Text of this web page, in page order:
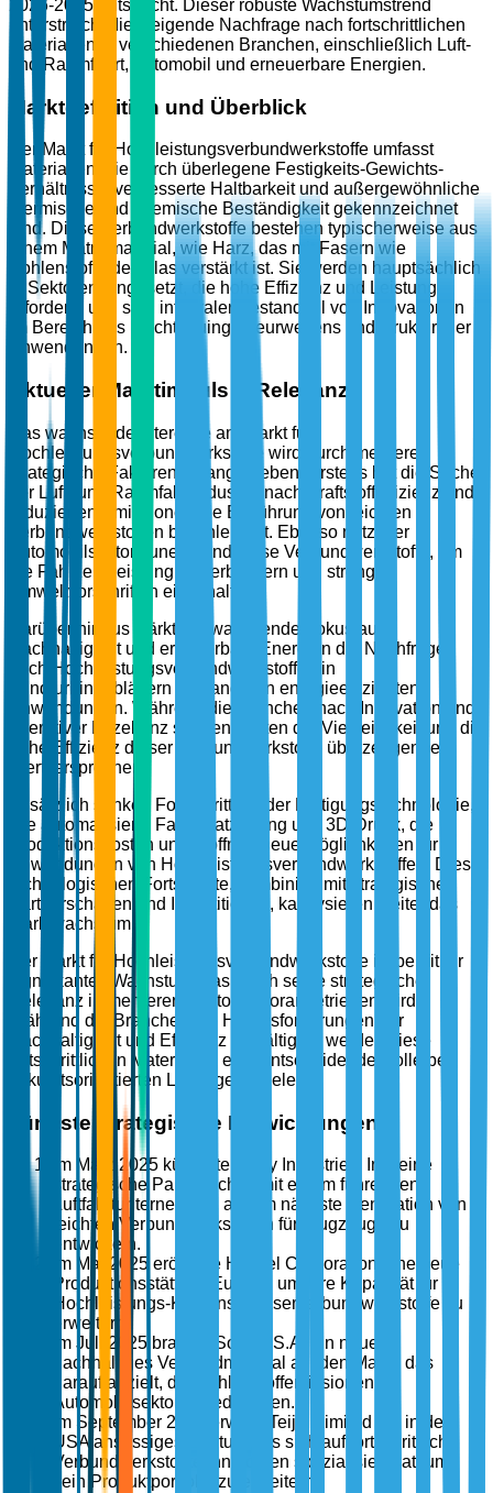
2026-2035 entspricht. Dieser robuste Wachstumstrend
unterstreicht die steigende Nachfrage nach fortschrittlichen
Materialien in verschiedenen Branchen, einschließlich Luft-
und Raumfahrt, Automobil und erneuerbare Energien.
Marktdefinition und Überblick
Der Markt für Hochleistungsverbundwerkstoffe umfasst
Materialien, die durch überlegene Festigkeits-Gewichts-
Verhältnisse, verbesserte Haltbarkeit und außergewöhnliche
thermische und chemische Beständigkeit gekennzeichnet
sind. Diese Verbundwerkstoffe bestehen typischerweise aus
einem Matrixmaterial, wie Harz, das mit Fasern wie
Kohlenstoff oder Glas verstärkt ist. Sie werden hauptsächlich
in Sektoren eingesetzt, die hohe Effizienz und Leistung
erfordern, und sind integraler Bestandteil von Innovationen
im Bereich des Leichtbauingenieurwesens und struktureller
Anwendungen.
Aktueller Marktimpuls & Relevanz
Das wachsende Interesse am Markt für
Hochleistungsverbundwerkstoffe wird durch mehrere
strategische Faktoren vorangetrieben. Erstens hat die Suche
der Luft- und Raumfahrtindustrie nach Kraftstoffeffizienz und
reduzierten Emissionen die Einführung von leichten
Verbundwerkstoffen beschleunigt. Ebenso nutzt der
Automobilsektor zunehmend diese Verbundwerkstoffe, um
die Fahrzeugleistung zu verbessern und strenge
Umweltvorschriften einzuhalten.
Darüber hinaus stärkt der wachsende Fokus auf
Nachhaltigkeit und erneuerbare Energien die Nachfrage
nach Hochleistungsverbundwerkstoffen in
Windturbinenblättern und anderen energieeffizienten
Anwendungen. Während die Branchen nach Innovation und
operativer Exzellenz streben, bieten die Vielseitigkeit und die
hohe Effizienz dieser Verbundwerkstoffe überzeugende
Wertversprechen.
Zusätzlich senken Fortschritte in der Fertigungstechnologie,
wie automatisierte Faserplatzierung und 3D-Druck, die
Produktionskosten und eröffnen neue Möglichkeiten für
Anwendungen von Hochleistungsverbundwerkstoffen. Diese
technologischen Fortschritte, kombiniert mit strategischen
Partnerschaften und Investitionen, katalysieren weiter das
Marktwachstum.
Der Markt für Hochleistungsverbundwerkstoffe ist bereit für
signifikantes Wachstum, das durch seine strategische
Relevanz in mehreren Sektoren vorangetrieben wird.
Während die Branchen die Herausforderungen der
Nachhaltigkeit und Effizienz bewältigen, werden diese
fortschrittlichen Materialien eine entscheidende Rolle bei
zukunftsorientierten Lösungen spielen.
Jüngste strategische Entwicklungen
Im März 2025 kündigte Toray Industries, Inc. eine
strategische Partnerschaft mit einem führenden
Luftfahrtunternehmen an, um nächste Generation von
leichten Verbundwerkstoffen für Flugzeuge zu
entwickeln.
Im Mai 2025 eröffnete Hexcel Corporation eine neue
Produktionsstätte in Europa, um ihre Kapazität für
Hochleistungs-Kohlenstofffaserverbundwerkstoffe zu
erweitern.
Im Juli 2025 brachte Solvay S.A. ein neues
nachhaltiges Verbundmaterial auf den Markt, das
darauf abzielt, die Kohlenstoffemissionen im
Automobilsektor zu reduzieren.
Im September 2025 erwarb Teijin Limited ein in den
USA ansässiges Startup, das sich auf fortschrittliche
Verbundwerkstofftechnologien spezialisiert hat, um
sein Produktportfolio zu erweitern.